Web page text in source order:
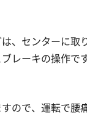
、センターに取
レーキの操作で
ので、運転で腰